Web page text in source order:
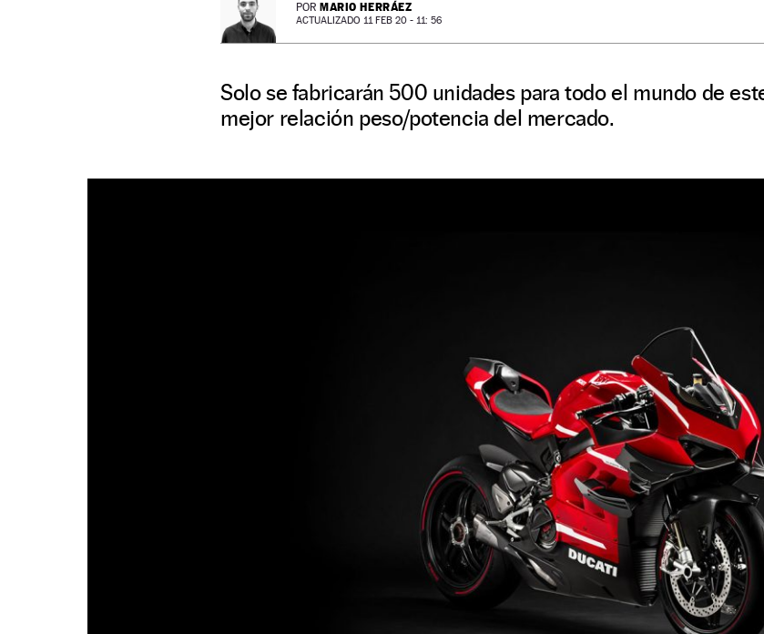
POR MARIO HERRÁEZ
ACTUALIZADO 11 FEB 20 - 11: 56
Solo se fabricarán 500 unidades para todo el mundo de
mejor relación peso/potencia del mercado.